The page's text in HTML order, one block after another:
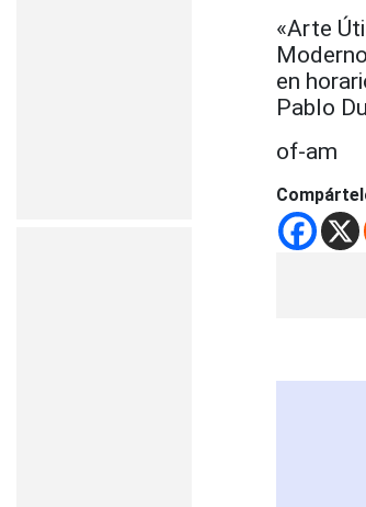
«Arte
en
Pablo
of-am